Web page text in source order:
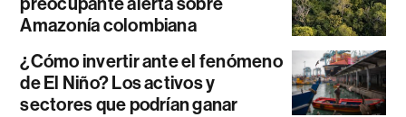
Amazonía colombiana
¿Cómo invertir ante el fenómeno
de El Niño? Los activos y
sectores que podrían ganar